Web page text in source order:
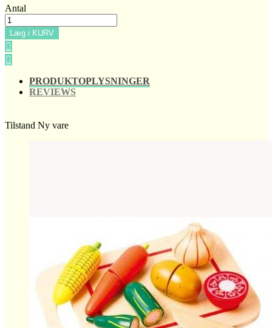
Antal
Læg i KURV


PRODUKTOPLYSNINGER
REVIEWS
Tilstand Ny vare